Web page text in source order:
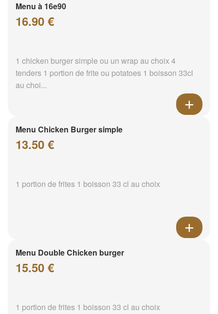
Menu à 16e90
16.90 €
1 chicken burger simple ou un wrap au choix 4
tenders 1 portion de frite ou potatoes 1 boisson 33cl
au choi...
Menu Chicken Burger simple
13.50 €
1 portion de frites 1 boisson 33 cl au choix
Menu Double Chicken burger
15.50 €
1 portion de frites 1 boisson 33 cl au choix